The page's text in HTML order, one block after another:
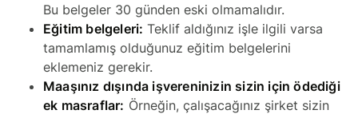
Bu belgeler 30 günden eski olmamalıdır.
Eğitim belgeleri: Teklif aldığınız işle ilgili varsa
tamamlamış olduğunuz eğitim belgelerini
eklemeniz gerekir.
Maaşınız dışında işvereninizin sizin için ödediği
ek masraflar: Örneğin, çalışacağınız şirket sizin